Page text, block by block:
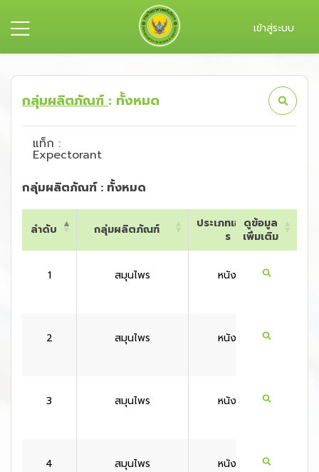
เข้าสู่ระบบ
กลุ่มผลิตภัณฑ์ : ทั้งหมด
แท็ก :
Expectorant
กลุ่มผลิตภัณฑ์ : ทั้งหมด
ลำดับ กลุ่มผลิตภัณฑ์
ประเภทเอกสา
ร
ดูข้อมูล
เพิ่มเติม
ร
เพิ่มเติม
1 สมุนไพร หนังสือ
2 สมุนไพร หนังสือ
3 สมุนไพร หนังสือ
4 สมุนไพร หนังสือ